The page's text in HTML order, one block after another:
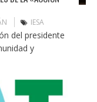
IESA
del presidente
y